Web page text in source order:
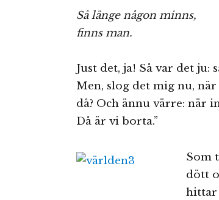
Så länge någon minns,
finns man.
Just det, ja! Så var det ju:
Men, slog det mig nu,
då? Och ännu värre: när
Då är vi borta.”
Som
dött
hittar